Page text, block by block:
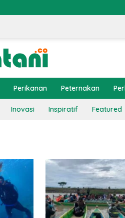
Perikanan Peternakan
Inovasi Inspiratif Featured